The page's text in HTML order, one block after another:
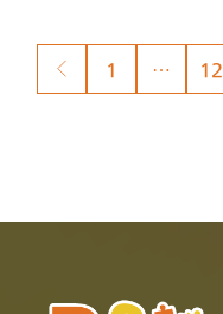
投
送
1 … 12